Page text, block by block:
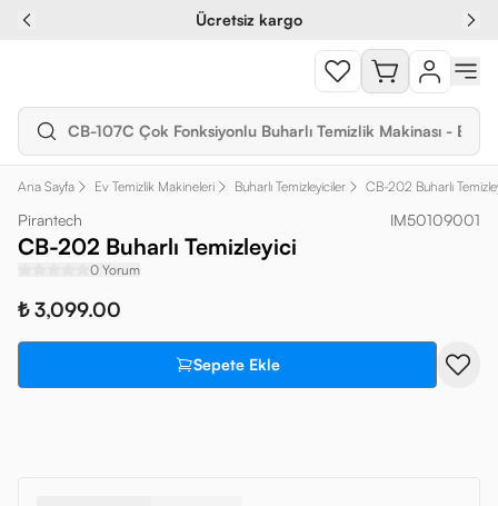
Ücretsiz kargo
Ana Sayfa Ev Temizlik Makineleri Buharlı Temizleyiciler CB-202 Buharlı
Pirantech IM50109001
CB-202 Buharlı Temizleyici
0 Yorum
₺ 3,099.00
Sepete Ekle